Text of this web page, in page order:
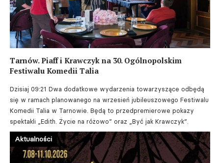
Tarnów. Piaff i Krawczyk na 30. Ogólnopolskim
Festiwalu Komedii Talia
Dzisiaj 09:21 Dwa dodatkowe wydarzenia towarzyszące odbędą
się w ramach planowanego na wrzesień jubileuszowego Festiwalu
Komedii Talia w Tarnowie. Będą to przedpremierowe pokazy
spektakli „Edith. Życie na różowo” oraz „Być jak Krawczyk”.
Aktualności